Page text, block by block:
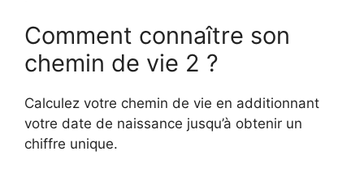
Comment connaître son
chemin de vie 2 ?
Calculez votre chemin de vie en additionnant
votre date de naissance jusqu’à obtenir un
chiffre unique.